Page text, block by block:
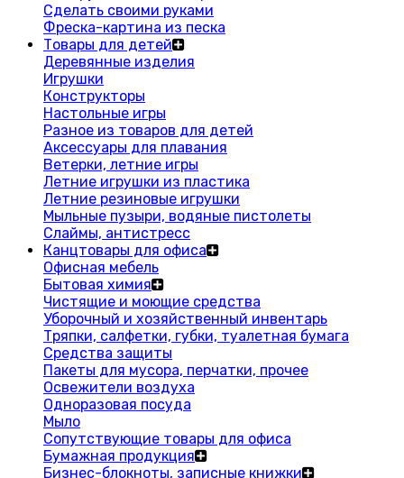
Сделать своими руками
Фреска-картина из песка
Товары для детей
Деревянные изделия
Игрушки
Конструкторы
Настольные игры
Разное из товаров для детей
Аксессуары для плавания
Ветерки, летние игры
Летние игрушки из пластика
Летние резиновые игрушки
Мыльные пузыри, водяные пистолеты
Слаймы, антистресс
Канцтовары для офиса
Офисная мебель
Бытовая химия
Чистящие и моющие средства
Уборочный и хозяйственный инвентарь
Тряпки, салфетки, губки, туалетная бумага
Средства защиты
Пакеты для мусора, перчатки, прочее
Освежители воздуха
Одноразовая посуда
Мыло
Сопутствующие товары для офиса
Бумажная продукция
Бизнес-блокноты, записные книжки